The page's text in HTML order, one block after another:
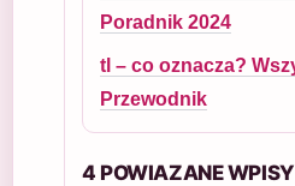
Poradnik 2024
tl – co oznacza?
Przewodnik
4 POWIAZANE WPISY